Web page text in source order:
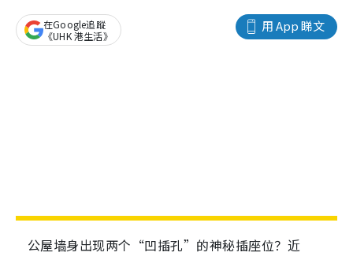
用 App 睇文
在Google追蹤
《UHK 港生活》
公屋墙身出现两个“凹插孔”的神秘插座位？近